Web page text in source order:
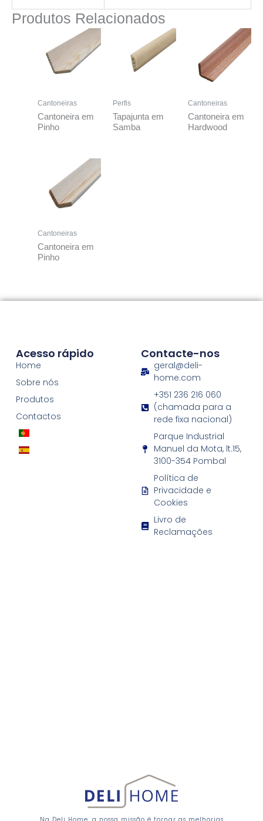
Produtos Relacionados
Cantoneiras
Cantoneira em
Pinho
Perfis
Tapajunta em
Samba
Cantoneiras
Cantoneira em
Hardwood
Cantoneiras
Cantoneira em
Pinho
Acesso rápido
Home
Sobre nós
Produtos
Contactos
Contacte-nos
geral@deli-
home.com
+351 236 216 060
(chamada para a
rede fixa nacional)
Parque Industrial
Manuel da Mota, lt.15,
3100-354 Pombal
Política de
Privacidade e
Cookies
Livro de
Reclamações